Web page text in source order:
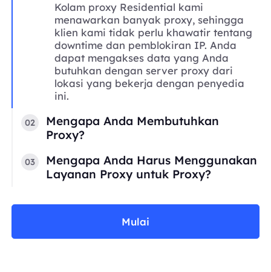
Kolam proxy Residential kami
menawarkan banyak proxy, sehingga
klien kami tidak perlu khawatir tentang
downtime dan pemblokiran IP. Anda
dapat mengakses data yang Anda
butuhkan dengan server proxy dari
lokasi yang bekerja dengan penyedia
ini.
02
Mengapa Anda Membutuhkan
Proxy?
03
Mengapa Anda Harus Menggunakan
Layanan Proxy untuk Proxy?
Mulai